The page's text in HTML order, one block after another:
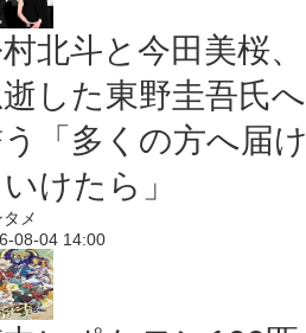
北斗と今田美桜、
した東野圭吾氏へ
「多くの方へ届け
けたら」
メ
08-04 14:00